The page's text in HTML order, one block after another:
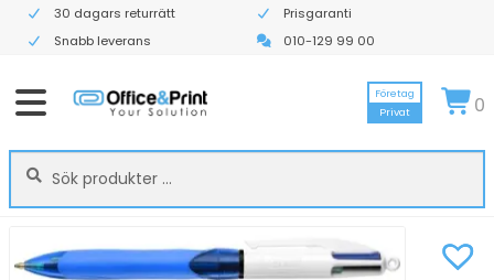
30 dagars returrätt
Prisgaranti
Snabb leverans
010-129 99 00
Sök
efter:
Sök
Företag
Privat
0